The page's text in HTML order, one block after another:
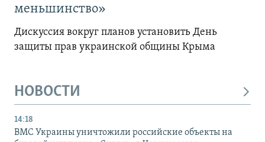
меньшинство»
Дискуссия вокруг планов установить День
защиты прав украинской общины Крыма
НОВОСТИ
14:18
ВМС Украины уничтожили российские объекты на